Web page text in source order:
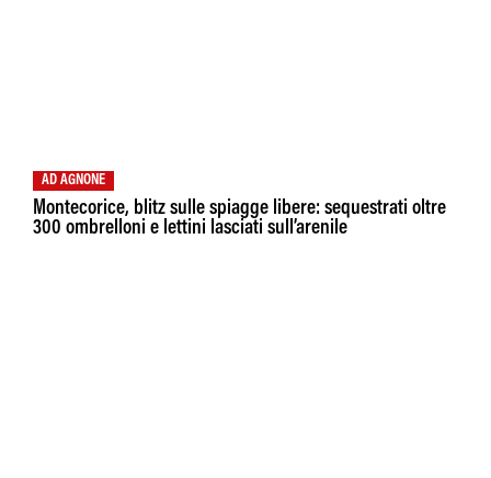
AD AGNONE
Montecorice, blitz sulle spiagge libere: sequestrati oltre
300 ombrelloni e lettini lasciati sull’arenile